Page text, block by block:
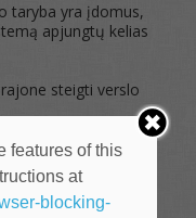
taryba yra įdomus,
apjungtų kelias
steigti verslo
žiniose“.
features of this
at
blocking-